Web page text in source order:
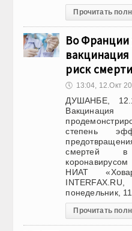
Прочитать
Во Франции
риск
🕔 13:04, 12.Окт
ДУШАНБЕ,
степень
смертей в
НИАТ
понедельник,
Прочитать